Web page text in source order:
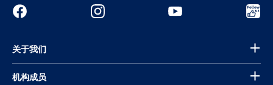
关于我们
机构成员